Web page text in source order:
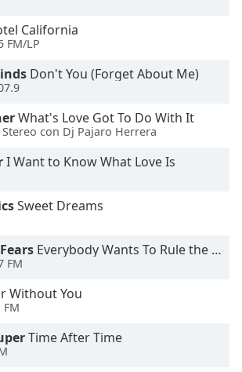
California
FM/LP
Don't You (Forget About Me)
What's Love Got To Do With It
con Dj Pajaro Herrera
I Want to Know What Love Is
Sweet Dreams
Everybody Wants To Rule the World
FM
Without You
FM
Time After Time